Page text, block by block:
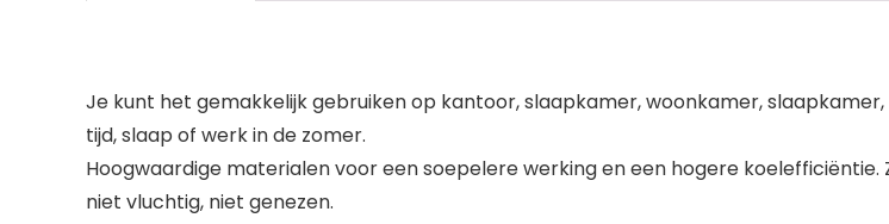
Je kunt het gemakkelijk gebruiken op kantoor, slaapkamer, woonkamer,
tijd, slaap of werk in de zomer.
Hoogwaardige materialen voor een soepelere werking en een hogere
niet vluchtig, niet genezen.